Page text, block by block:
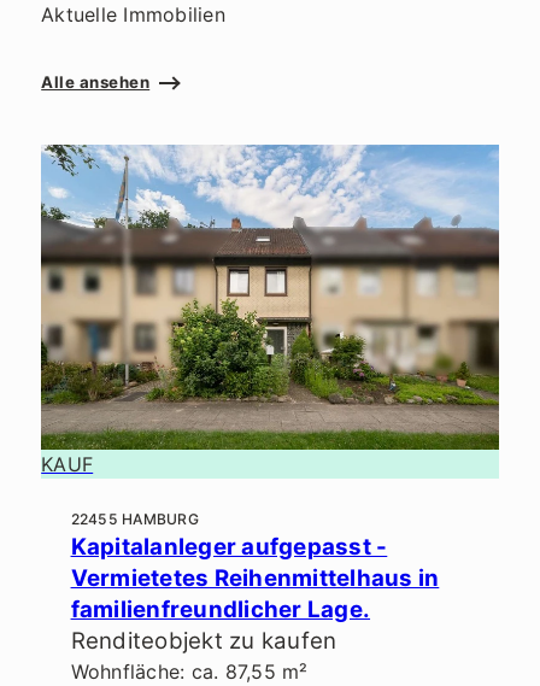
Aktuelle Immobilien
Alle ansehen
KAUF
22455 HAMBURG
Kapitalanleger aufgepasst -
Vermietetes Reihenmittelhaus in
familienfreundlicher Lage.
Renditeobjekt zu kaufen
Wohnfläche: ca. 87,55 m²